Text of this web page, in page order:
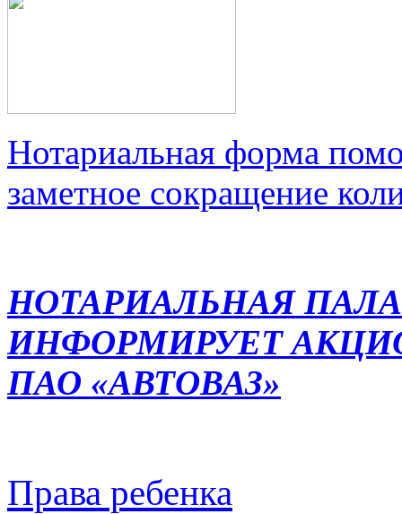
Нотариальная форма
заметное сокращение
НОТАРИАЛЬНАЯ
ИНФОРМИРУЕТ
ПАО «АВТОВАЗ»
Права ребенка